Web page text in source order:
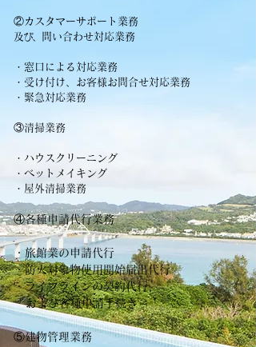
②カスタマーサポート業務
及び、
問い合わせ対応業務
・窓口による対応業務
・受け付け、お客様お問合せ対応業務
・緊急対応業務
③清掃業務
・ハウスクリーニング
・ベットメイキング
・屋外清掃業務
④各種申請代行業務
・旅館業の申請代行
・防火対象物使用開始届出代行
・ライフラインの契約代行、
および各種申請手続き
⑤建物管理業務